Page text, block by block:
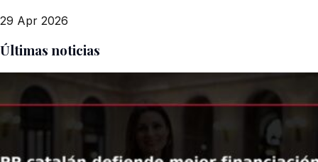
29 Apr 2026
Últimas noticias